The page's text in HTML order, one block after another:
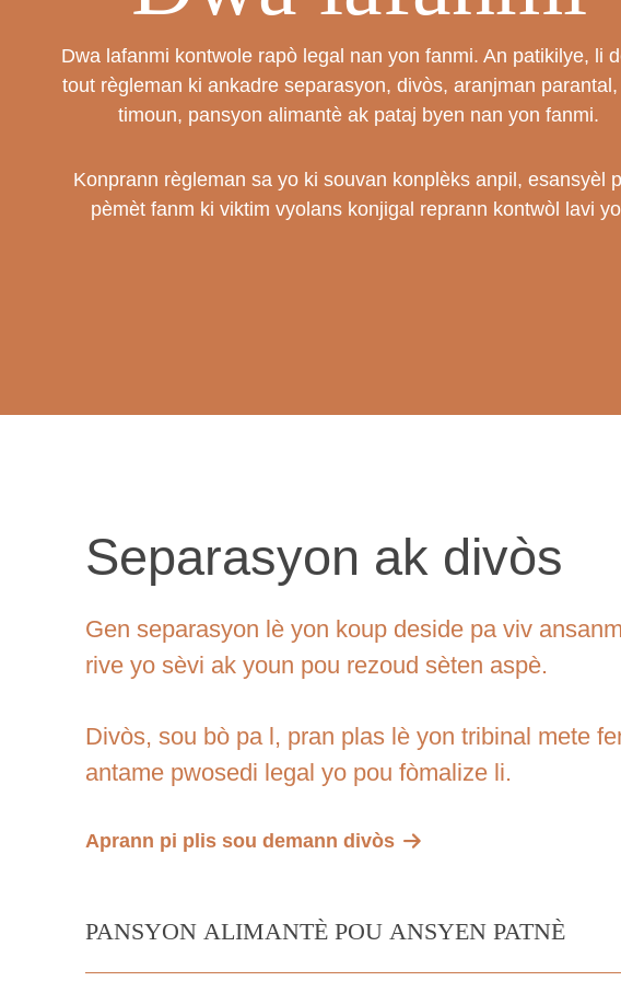
Dwa lafanmi kontwole rapò legal nan yon fanmi. An patikilye, li
tout règleman ki ankadre separasyon, divòs, aranjman parantal,
timoun, pansyon alimantè ak pataj byen nan yon fanmi.
Konprann règleman sa yo ki souvan konplèks anpil, esansyèl
pèmèt fanm ki viktim vyolans konjigal reprann kontwòl lavi
Separasyon ak divòs
Gen separasyon lè yon koup deside pa viv
rive yo sèvi ak youn pou rezoud sèten aspè.
Divòs, sou bò pa l, pran plas lè yon tribinal mete
antame pwosedi legal yo pou fòmalize li.
Aprann pi plis sou demann divòs
PANSYON ALIMANTÈ POU ANSYEN PATNÈ